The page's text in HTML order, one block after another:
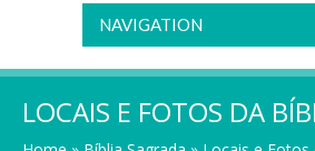
NAVIGATION
LOCAIS E FOTOS DA